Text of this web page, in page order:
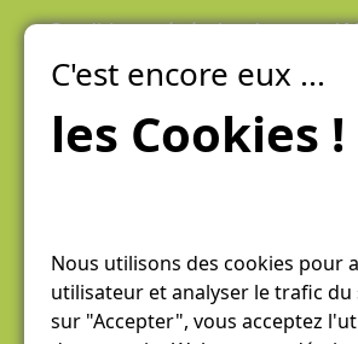
Conditions générales de vente /
Politique De Confidentialité
C'est encore eux ...
les Cookies !
Nous utilisons des cookies pour
utilisateur et analyser le trafic du
sur "Accepter", vous acceptez